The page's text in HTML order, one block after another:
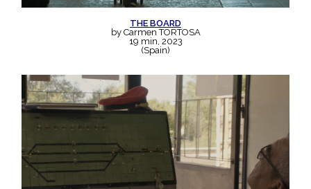
THE BOARD
by Carmen TORTOSA
19 min, 2023
(Spain)